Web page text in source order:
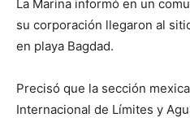
La Marina informó en un
su corporación llegaron al
en playa Bagdad.
Precisó que la sección
Internacional de Límites y